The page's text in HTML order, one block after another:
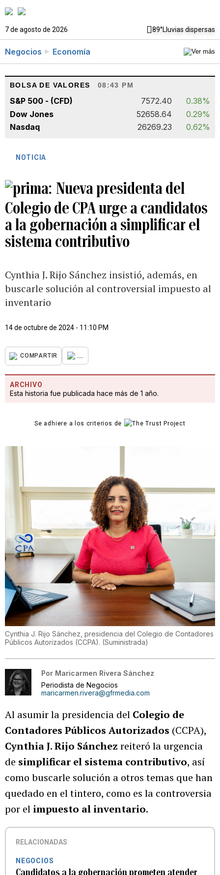
7 de agosto de 2026 89°Lluvias dispersas
Negocios Economía
BOLSA DE VALORES 08:43 PM
S&P 500 - (CFD) 7572.40
0.38%
Dow Jones
52658.64
0.29%
Nasdaq
26269.23 0.62%
NOTICIA
Nueva presidenta del
Colegio de CPA urge a candidatos
a la gobernación a simplificar el
sistema contributivo
Cynthia J. Rijo Sánchez insistió, además, en
buscarle solución al controversial impuesto al
inventario
14 de octubre de 2024 - 11:10 PM
COMPARTIR ...
ARCHIVO
Esta historia fue publicada hace más de 1 año.
Se adhiere a los criterios de
Cynthia J. Rijo Sánchez, presidencia del Colegio de Contadores
Públicos Autorizados (CCPA). (Suministrada)
Por Maricarmen Rivera Sánchez
Periodista de Negocios
maricarmen.rivera@gfrmedia.com
Al asumir la presidencia del Colegio de
Contadores Públicos Autorizados (CCPA),
Cynthia J. Rijo Sánchez reiteró la urgencia
de simplificar el sistema contributivo, así
como buscarle solución a otros temas que han
quedado en el tintero, como es la controversia
por el impuesto al inventario.
RELACIONADAS
NEGOCIOS
Candidatos a la gobernación prometen atender